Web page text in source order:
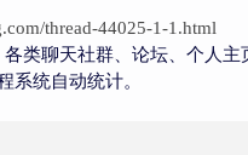
thread-44025-1-1.html
类聊天社群、论坛、个人
系统自动统计。